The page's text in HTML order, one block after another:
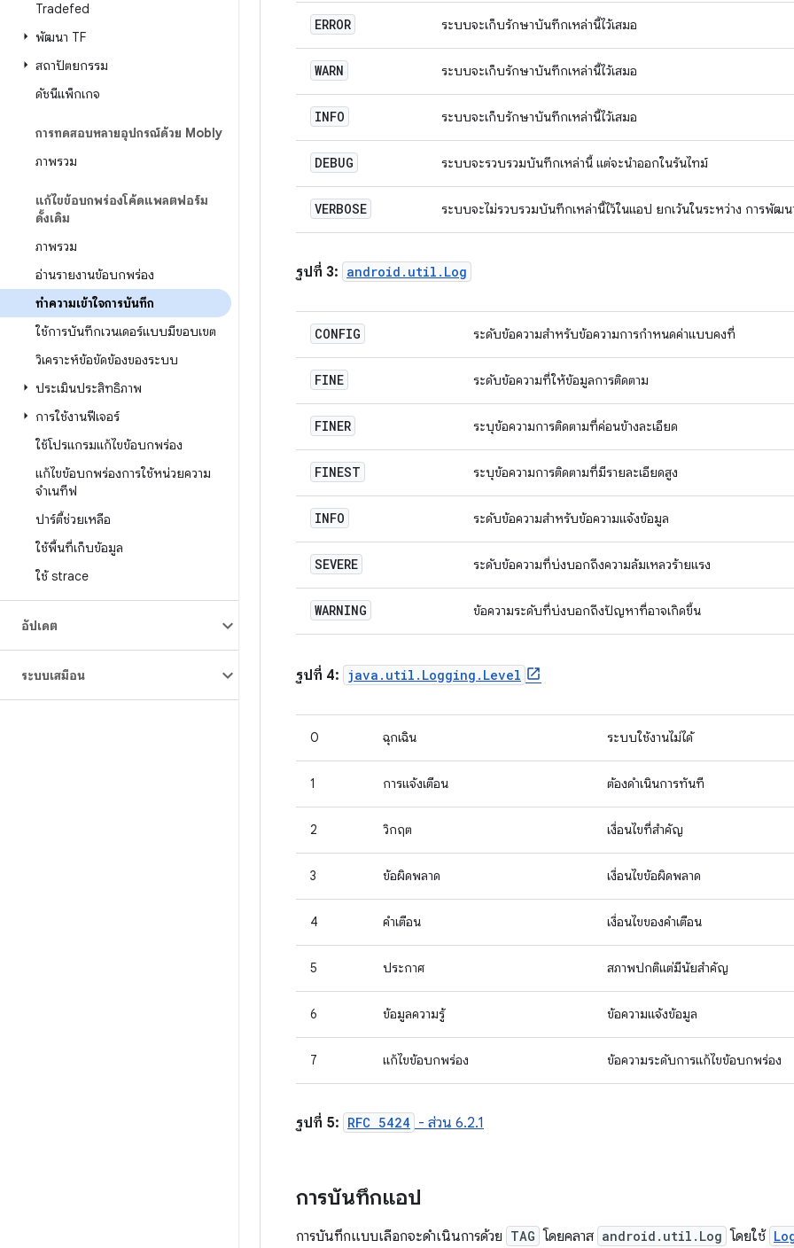
Tradefed
พัฒนา TF
สถาปัตยกรรม
ดัชนีแพ็กเกจ
การทดสอบหลายอุปกรณ์ด้วย Mobly
ภาพรวม
แก้ไขข้อบกพร่องโค้ดแพลตฟอร์ม
ดั้งเดิม
ภาพรวม
อ่านรายงานข้อบกพร่อง
ทําความเข้าใจการบันทึก
ใช้การบันทึกเวนเดอร์แบบมีขอบเขต
วิเคราะห์ข้อขัดข้องของระบบ
ประเมินประสิทธิภาพ
การใช้งานฟีเจอร์
ใช้โปรแกรมแก้ไขข้อบกพร่อง
แก้ไขข้อบกพร่องการใช้หน่วยความ
จําเนทีฟ
ปาร์ตี้ช่วยเหลือ
ใช้พื้นที่เก็บข้อมูล
ใช้ strace
อัปเดต
ระบบเสมือน
ERROR ระบบจะเก็บรักษาบันทึกเหล่านี้ไว้เสมอ
WARN ระบบจะเก็บรักษาบันทึกเหล่านี้ไว้เสมอ
INFO ระบบจะเก็บรักษาบันทึกเหล่านี้ไว้เสมอ
DEBUG ระบบจะรวบรวมบันทึกเหล่านี้ แต่จะนำออกในรันไทม์
VERBOSE ระบบจะไม่รวบรวมบันทึกเหล่านี้ไว้ในแอป ยกเว้นในระหว่าง การพัฒน
รูปที่ 3: android.util.Log
CONFIG ระดับข้อความสำหรับข้อความการกำหนดค่าแบบคงที่
FINE ระดับข้อความที่ให้ข้อมูลการติดตาม
FINER ระบุข้อความการติดตามที่ค่อนข้างละเอียด
FINEST ระบุข้อความการติดตามที่มีรายละเอียดสูง
INFO ระดับข้อความสำหรับข้อความแจ้งข้อมูล
SEVERE ระดับข้อความที่บ่งบอกถึงความล้มเหลวร้ายแรง
WARNING ข้อความระดับที่บ่งบอกถึงปัญหาที่อาจเกิดขึ้น
รูปที่ 4: java.util.Logging.Level
0 ฉุกเฉิน ระบบใช้งานไม่ได้
1 การแจ้งเตือน ต้องดำเนินการทันที
2 วิกฤต เงื่อนไขที่สำคัญ
3 ข้อผิดพลาด เงื่อนไขข้อผิดพลาด
4 คำเตือน เงื่อนไขของคำเตือน
5 ประกาศ สภาพปกติแต่มีนัยสำคัญ
6 ข้อมูลความรู้ ข้อความแจ้งข้อมูล
7 แก้ไขข้อบกพร่อง ข้อความระดับการแก้ไขข้อบกพร่อง
รูปที่ 5: RFC 5424 - ส่วน 6.2.1
การบันทึกแอป
การบันทึกแบบเลือกจะดำเนินการด้วย TAG โดยคลาส android.util.Log โดยใช้